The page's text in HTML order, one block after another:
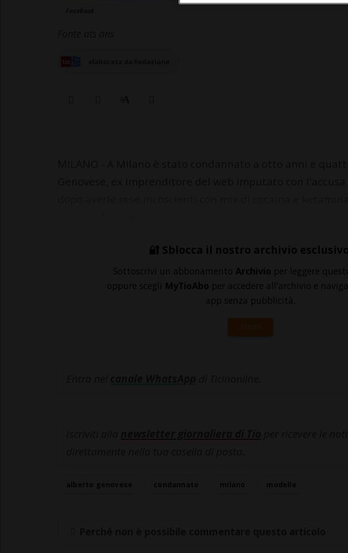
🔐 Sblocca il nostro archivio
Sottoscrivi un abbonamento Archivio per leggere
oppure scegli MyTioAbo per accedere all'archivio e
app senza pubblicità.
ACCEDI